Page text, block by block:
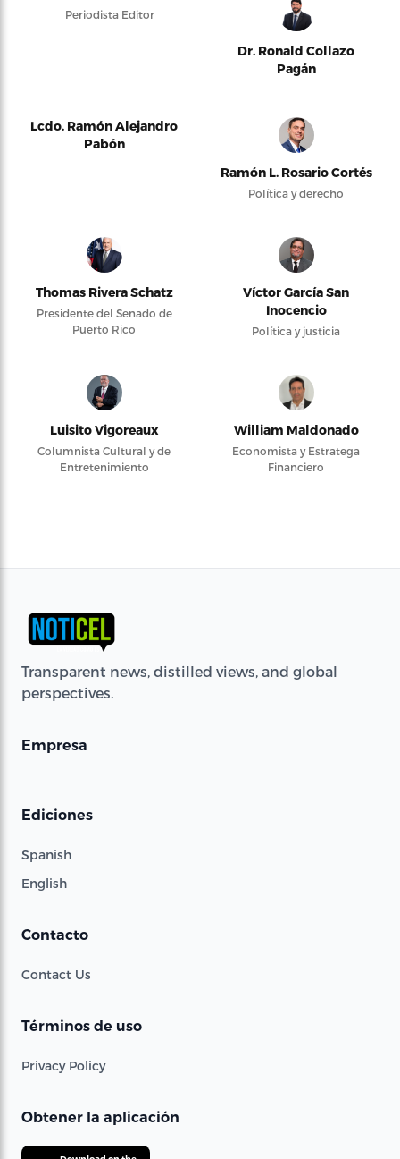
Periodista Editor
Dr. Ronald Collazo
Pagán
Lcdo. Ramón Alejandro
Pabón
Ramón L. Rosario Cortés
Política y derecho
Thomas Rivera Schatz
Presidente del Senado de
Puerto Rico
Víctor García San
Inocencio
Política y justicia
Luisito Vigoreaux
Columnista Cultural y de
Entretenimiento
William Maldonado
Economista y Estratega
Financiero
Transparent news, distilled views, and global
perspectives.
Empresa
Ediciones
Spanish
English
Contacto
Contact Us
Términos de uso
Privacy Policy
Obtener la aplicación